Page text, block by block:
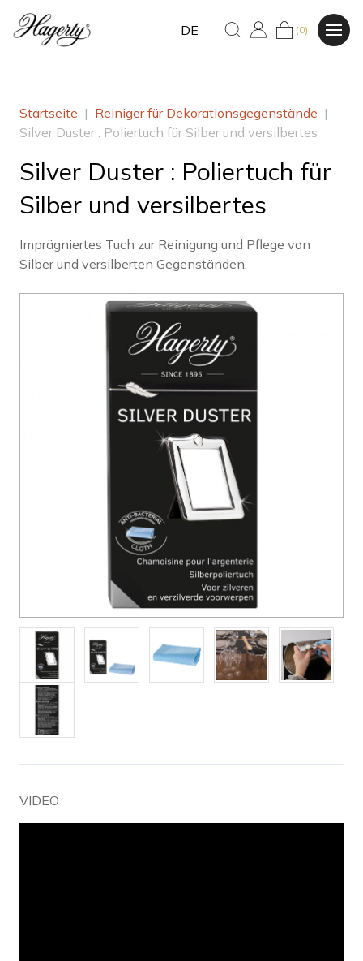
DE (0)
Startseite | Reiniger für Dekorationsgegenstände |
Silver Duster : Poliertuch für Silber und versilbertes
Silver Duster : Poliertuch für
Silber und versilbertes
Imprägniertes Tuch zur Reinigung und Pflege von
Silber und versilberten Gegenständen.
VIDEO